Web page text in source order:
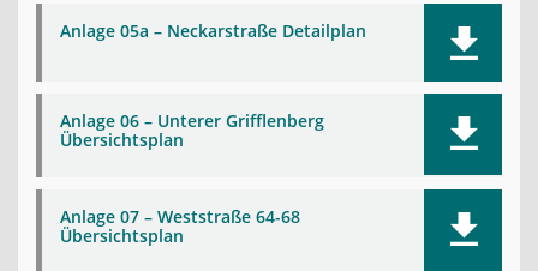
Anlage 05a – Neckarstraße Detailplan
Anlage 06 – Unterer Grifflenberg
Übersichtsplan
Anlage 07 – Weststraße 64-68
Übersichtsplan